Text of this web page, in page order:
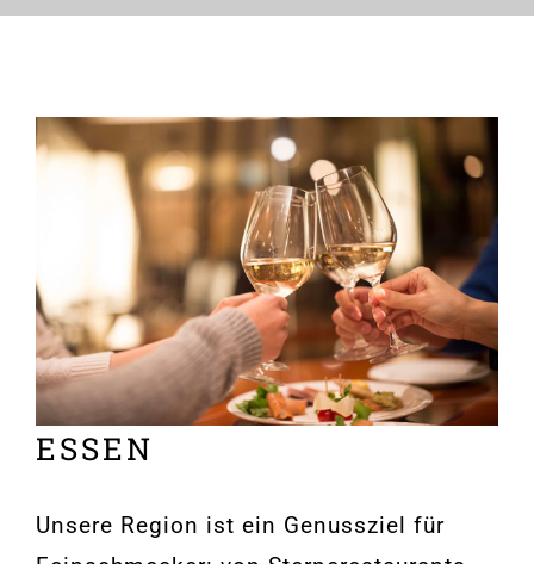
ESSEN
Unsere Region ist ein Genussziel für